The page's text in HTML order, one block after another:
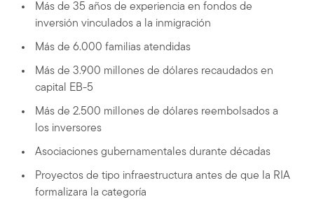
Más de 35 años de experiencia en fondos de
inversión vinculados a la inmigración
Más de 6.000 familias atendidas
Más de 3.900 millones de dólares recaudados en
capital EB-5
Más de 2.500 millones de dólares reembolsados a
los inversores
Asociaciones gubernamentales durante décadas
Proyectos de tipo infraestructura antes de que la RIA
formalizara la categoría